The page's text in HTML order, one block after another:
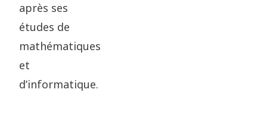
après ses
études de
mathématiques
et
d’informatique.